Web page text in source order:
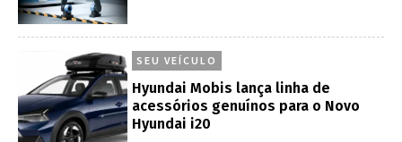
SEU VEÍCULO
Hyundai Mobis lança linha de
acessórios genuínos para o Novo
Hyundai i20